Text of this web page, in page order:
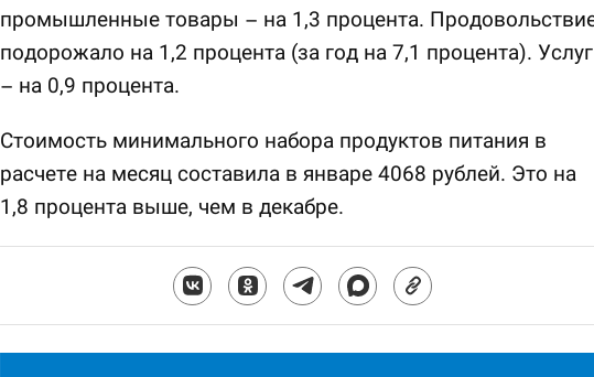
промышленные товары – на 1,3 процента.
подорожало на 1,2 процента (за год на 7,1 процента).
– на 0,9 процента.
Стоимость минимального набора продуктов питания в
расчете на месяц составила в январе 4068 рублей. Это на
1,8 процента выше, чем в декабре.